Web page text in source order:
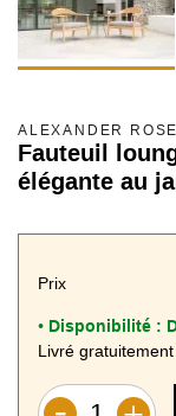
ALEXANDER ROSE
Fauteuil
élégante au
Prix
• Disponibilité :
Livré